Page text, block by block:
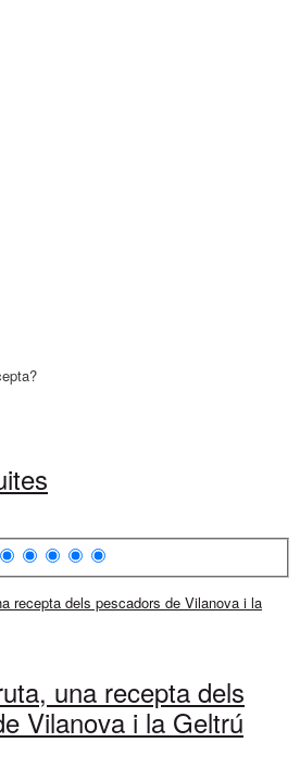
una recepta dels
Vilanova i la Geltrú